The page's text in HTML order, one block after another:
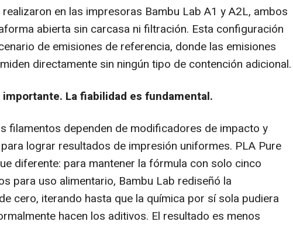
en las impresoras Bambu Lab A1 y A2L, ambos
abierta sin carcasa ni filtración. Esta configuración
de emisiones de referencia, donde las emisiones
directamente sin ningún tipo de contención adicional.
importante. La fiabilidad es fundamental.
filamentos dependen de modificadores de impacto y
lograr resultados de impresión uniformes. PLA Pure
diferente: para mantener la fórmula con solo cinco
para uso alimentario, Bambu Lab rediseñó la
cero, iterando hasta que la química por sí sola pudiera
hacen los aditivos. El resultado es menos